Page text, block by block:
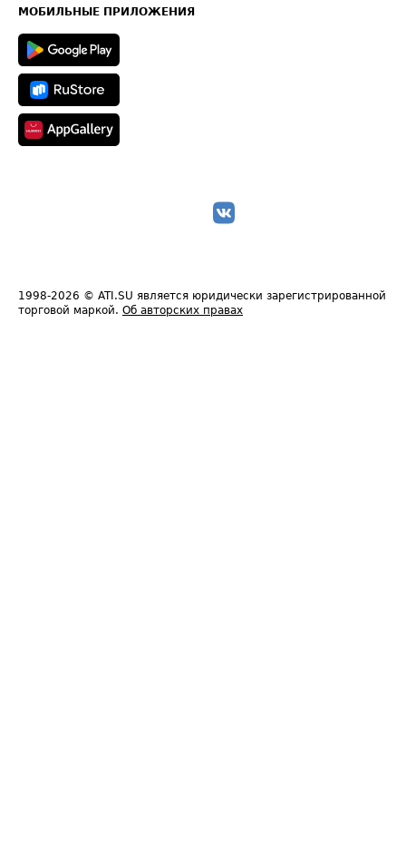
Техническая информация
МОБИЛЬНЫЕ ПРИЛОЖЕНИЯ
1998-2026 © ATI.SU является юридически зарегистрированной
торговой маркой. Об авторских правах